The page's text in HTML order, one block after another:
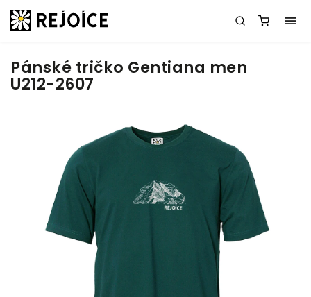
Pánské tričko Gentiana men
U212-2607